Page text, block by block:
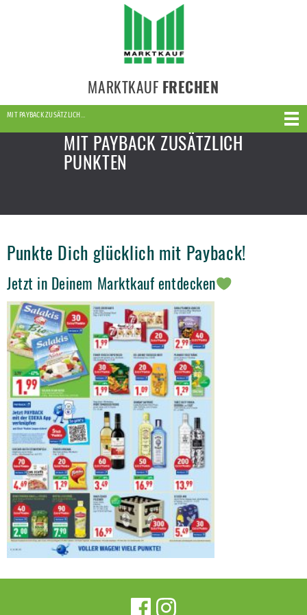
MARKTKAUF FRECHEN
MIT PAYBACK ZUSÄTZLICH…
MIT PAYBACK ZUSÄTZLICH
PUNKTEN
Punkte Dich glücklich mit Payback!
Jetzt in Deinem Marktkauf entdecken